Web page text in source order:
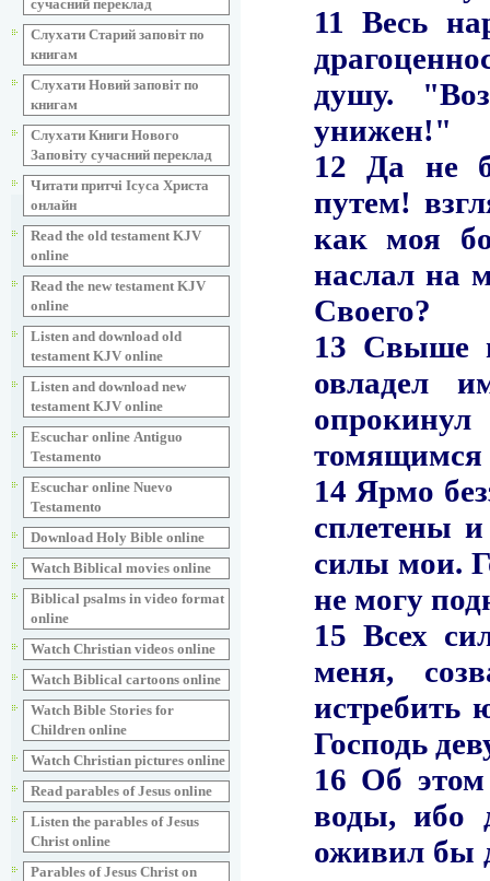
сучасний переклад
Слухати Старий заповіт по
книгам
Слухати Новий заповіт по
книгам
Слухати Книги Нового
Заповіту сучасний переклад
Читати притчі Ісуса Христа
онлайн
Read the old testament KJV
online
Read the new testament KJV
online
Listen and download old
testament KJV online
Listen and download new
testament KJV online
Escuchar online Аntiguo
Testamento
Escuchar online Nuevo
Testamento
Download Holy Bible online
Watch Biblical movies online
Biblical psalms in video format
online
Watch Christian videos online
Watch Biblical cartoons online
Watch Bible Stories for
Children online
Watch Christian pictures online
Read parables of Jesus online
Listen the parables of Jesus
Christ online
Parables of Jesus Christ on